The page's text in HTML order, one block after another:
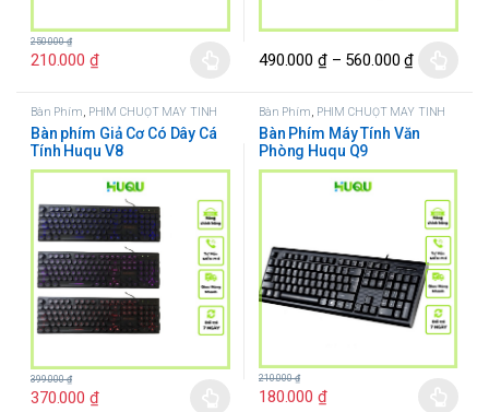
210.000 ₫
250.000₫
490.000 ₫ – 560.000₫
Bàn Phím, PHÍM CHUỘT MÁY TÍNH
Bàn phím Giả Cơ Có Dây Cá
Tính Huqu V8
370.000 ₫
399.000₫
Bàn Phím, PHÍM CHUỘT MÁY TÍNH
Bàn Phím Máy Tính Văn
Phòng Huqu Q9
180.000 ₫
210.000₫